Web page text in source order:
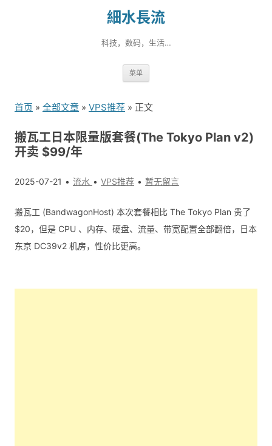
細水長流
科技，数码，生活…
菜单
到
容
首页 » 全部文章 » VPS推荐 » 正文
搬瓦工日本限量版套餐(The Tokyo Plan v2)
开卖 $99/年
2025-07-21 流水 VPS推荐 暂无留言
搬瓦工 (BandwagonHost) 本次套餐相比 The Tokyo Plan 贵了
$20，但是 CPU 、内存、硬盘、流量、带宽配置全部翻倍，日本
东京 DC39v2 机房，性价比更高。